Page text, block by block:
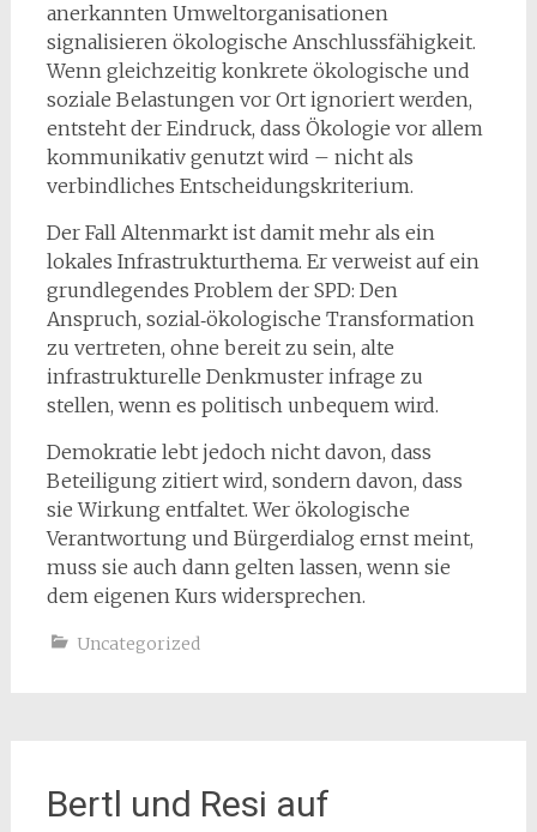
anerkannten Umweltorganisationen
signalisieren ökologische Anschlussfähigkeit.
Wenn gleichzeitig konkrete ökologische und
soziale Belastungen vor Ort ignoriert werden,
entsteht der Eindruck, dass Ökologie vor allem
kommunikativ genutzt wird – nicht als
verbindliches Entscheidungskriterium.
Der Fall Altenmarkt ist damit mehr als ein
lokales Infrastrukturthema. Er verweist auf ein
grundlegendes Problem der SPD: Den
Anspruch, sozial‑ökologische Transformation
zu vertreten, ohne bereit zu sein, alte
infrastrukturelle Denkmuster infrage zu
stellen, wenn es politisch unbequem wird.
Demokratie lebt jedoch nicht davon, dass
Beteiligung zitiert wird, sondern davon, dass
sie Wirkung entfaltet. Wer ökologische
Verantwortung und Bürgerdialog ernst meint,
muss sie auch dann gelten lassen, wenn sie
dem eigenen Kurs widersprechen.
Uncategorized
Bertl und Resi auf